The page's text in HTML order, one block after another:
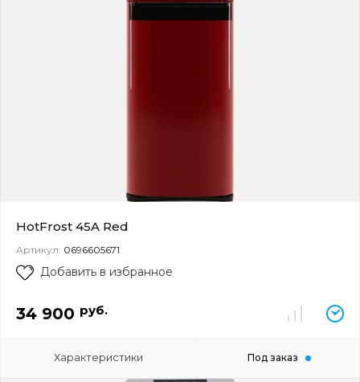
HotFrost 45A Red
Артикул: 0696605671
Добавить в избранное
34 900 руб.
Характеристики Под заказ